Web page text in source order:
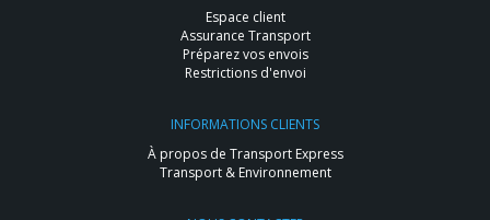
Espace client
Assurance Transport
Préparez vos envois
Restrictions d'envoi
INFORMATIONS CLIENTS
À propos de Transport Express
Transport & Environnement